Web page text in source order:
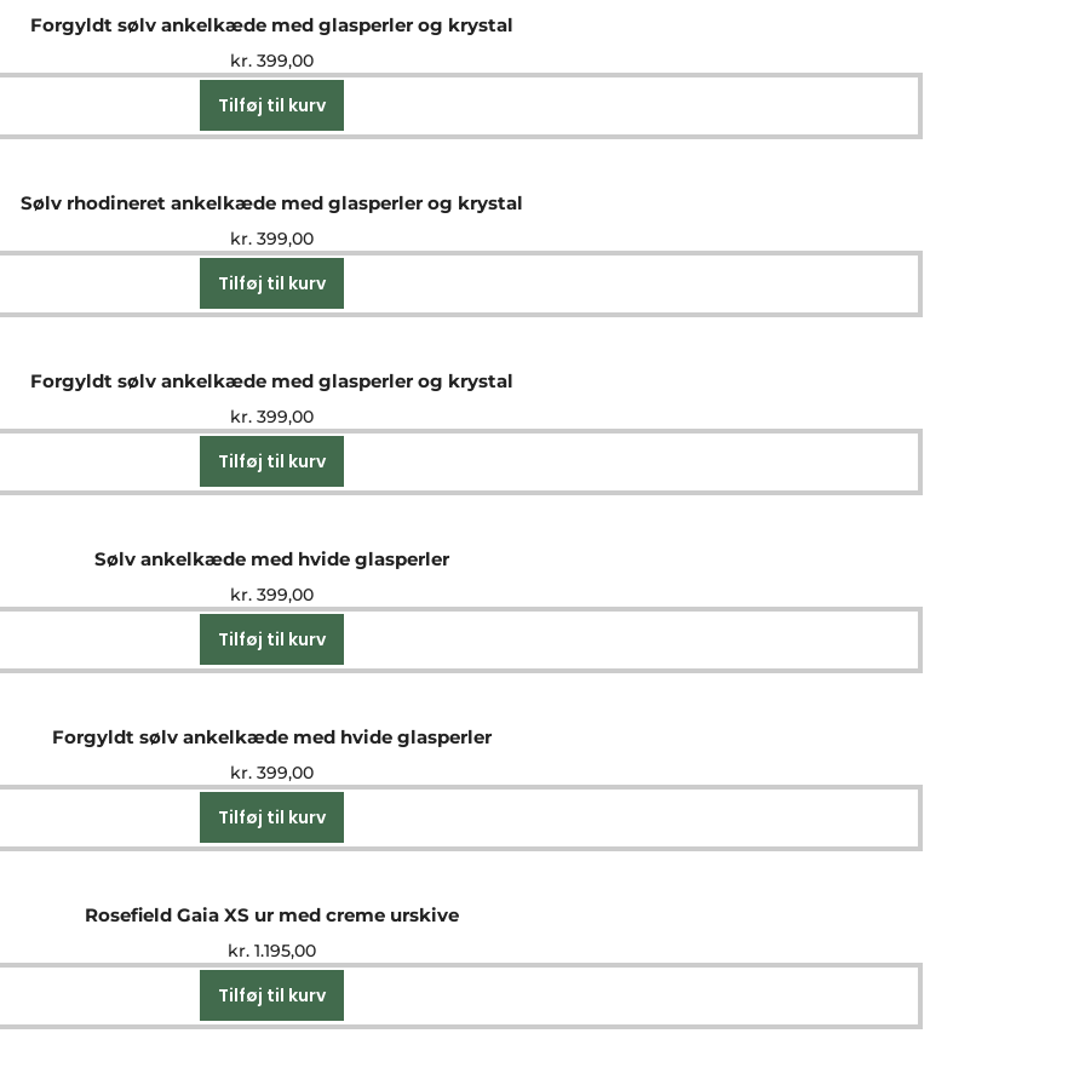
Forgyldt sølv ankelkæde med glasperler og krystal
kr.399,00
Tilføj til kurv
Sølv rhodineret ankelkæde med glasperler og krystal
kr.399,00
Tilføj til kurv
Forgyldt sølv ankelkæde med glasperler og krystal
kr.399,00
Tilføj til kurv
Sølv ankelkæde med hvide glasperler
kr.399,00
Tilføj til kurv
Forgyldt sølv ankelkæde med hvide glasperler
kr.399,00
Tilføj til kurv
Rosefield Gaia XS ur med creme urskive
kr.1.195,00
Tilføj til kurv